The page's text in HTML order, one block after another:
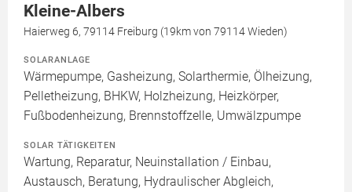
Kleine-Albers
Haierweg 6, 79114 Freiburg (19km von 79114 Wieden)
SOLARANLAGE
Wärmepumpe, Gasheizung, Solarthermie, Ölheizung,
Pelletheizung, BHKW, Holzheizung, Heizkörper,
Fußbodenheizung, Brennstoffzelle, Umwälzpumpe
SOLAR TÄTIGKEITEN
Wartung, Reparatur, Neuinstallation / Einbau,
Austausch, Beratung, Hydraulischer Abgleich,